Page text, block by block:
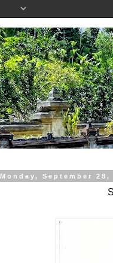
Monday, September 28,